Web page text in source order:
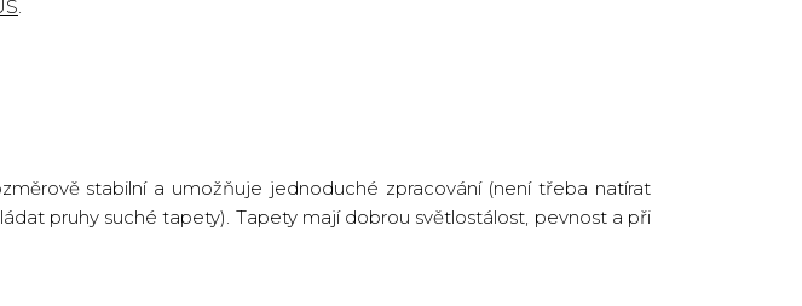
.
stabilní a umožňuje jednoduché zpracování (není třeba natírat
pruhy suché tapety). Tapety mají dobrou světlostálost, pevnost a při